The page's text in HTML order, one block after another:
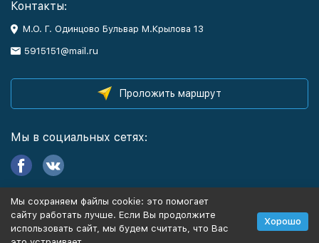
Контакты:
М.О. Г. Одинцово Бульвар М.Крылова 13
5915151@mail.ru
Проложить маршрут
Мы в социальных сетях:
Информация
Мы сохраняем файлы cookie: это помогает
сайту работать лучше. Если Вы продолжите
использовать сайт, мы будем считать, что Вас
Хорошо